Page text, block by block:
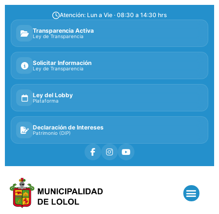
Atención: Lun a Vie · 08:30 a 14:30 hrs
Transparencia Activa
Ley de Transparencia
Solicitar Información
Ley de Transparencia
Ley del Lobby
Plataforma
Declaración de Intereses
Patrimonio (DIP)